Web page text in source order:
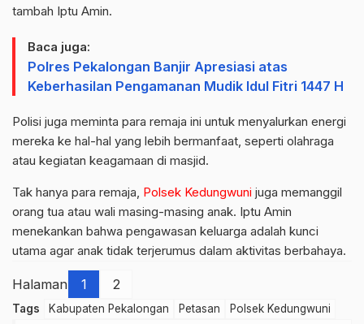
tambah Iptu Amin.
Baca juga:
Polres Pekalongan Banjir Apresiasi atas
Keberhasilan Pengamanan Mudik Idul Fitri 1447 H
Polisi juga meminta para remaja ini untuk menyalurkan energi
mereka ke hal-hal yang lebih bermanfaat, seperti olahraga
atau kegiatan keagamaan di masjid.
Tak hanya para remaja, Polsek Kedungwuni juga memanggil
orang tua atau wali masing-masing anak. Iptu Amin
menekankan bahwa pengawasan keluarga adalah kunci
utama agar anak tidak terjerumus dalam aktivitas berbahaya.
Halaman 1 2
Tags Kabupaten Pekalongan Petasan Polsek Kedungwuni